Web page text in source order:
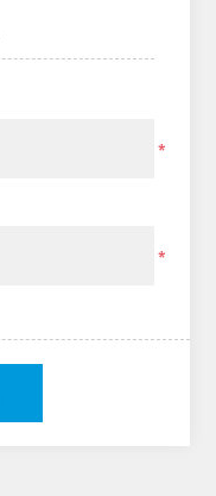
*
*